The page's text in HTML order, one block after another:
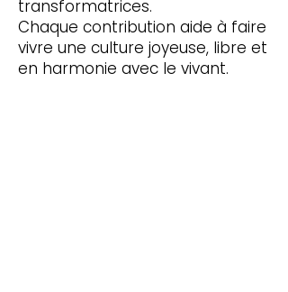
transformatrices.
Chaque contribution aide à faire
vivre une culture joyeuse, libre et
en harmonie avec le vivant.